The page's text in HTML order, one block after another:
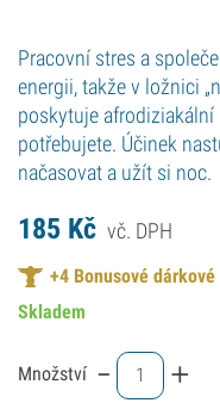
Pracovní stres a
energii, takže v ložnici
poskytuje
potřebujete. Účinek
načasovat a užít si noc.
185 Kč vč. DPH
+4 Bonusové dárkové
Skladem
Množství - +